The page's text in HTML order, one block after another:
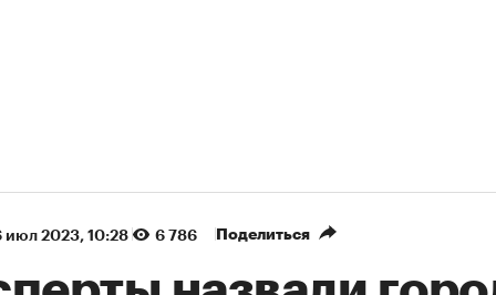
июл 2023, 10:28 6 786 Поделиться